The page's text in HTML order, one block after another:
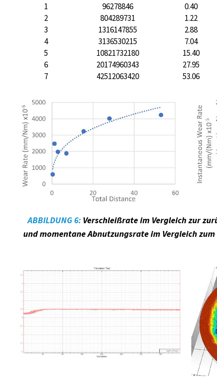
1
96278846
0.40
2
804289731
1.22
3
1316147855
2.88
4
3136530215
7.04
5
10821732180
15.40
6
20174960343
27.95
7
42512063420 53.06
ABBILDUNG 6:Verschleißrate im Vergleich zur
und momentane Abnutzungsrate im Vergleich